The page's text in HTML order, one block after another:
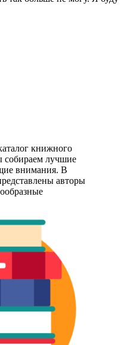
книжного
собираем лучшие
внимания. В
авторы